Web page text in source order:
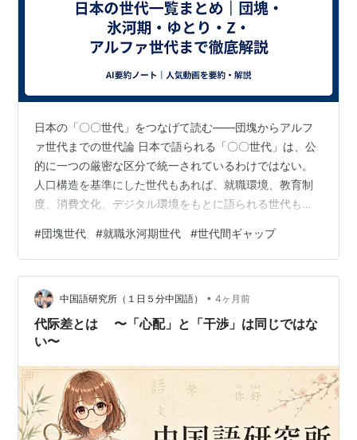
日本の「〇〇世代」をつなげて読む――団塊からアルフ
ァ世代までの世代論 日本で語られる「〇〇世代」は、公
的に一つの厳密な区分で統一されているわけではない。
人口構造を基準にした世代もあれば、就職環境、教育制
度、消費文化、デジタル環境をもとに語られる世代もあ
葉ではなく、その時代に社会が何を問題としていたか、
何を特徴として見ていたかを映し出すラベルでもある。
団塊の世代は人口のかたまりとして、就職氷河期世代は
雇用の傷跡として、ゆとり世代は教育改革の象徴とし
て、Z世代やアルファ世代はデジタル環境の変化として理
解すると、全体の流れがかなり見えやすくなる。 目…
#団塊世代 #就職氷河期世代 #世代間ギャップ
中国語研究所（１日５分中国語） • 4ヶ月前
代际差とは 〜「心配」と「干渉」は同じではな
い〜